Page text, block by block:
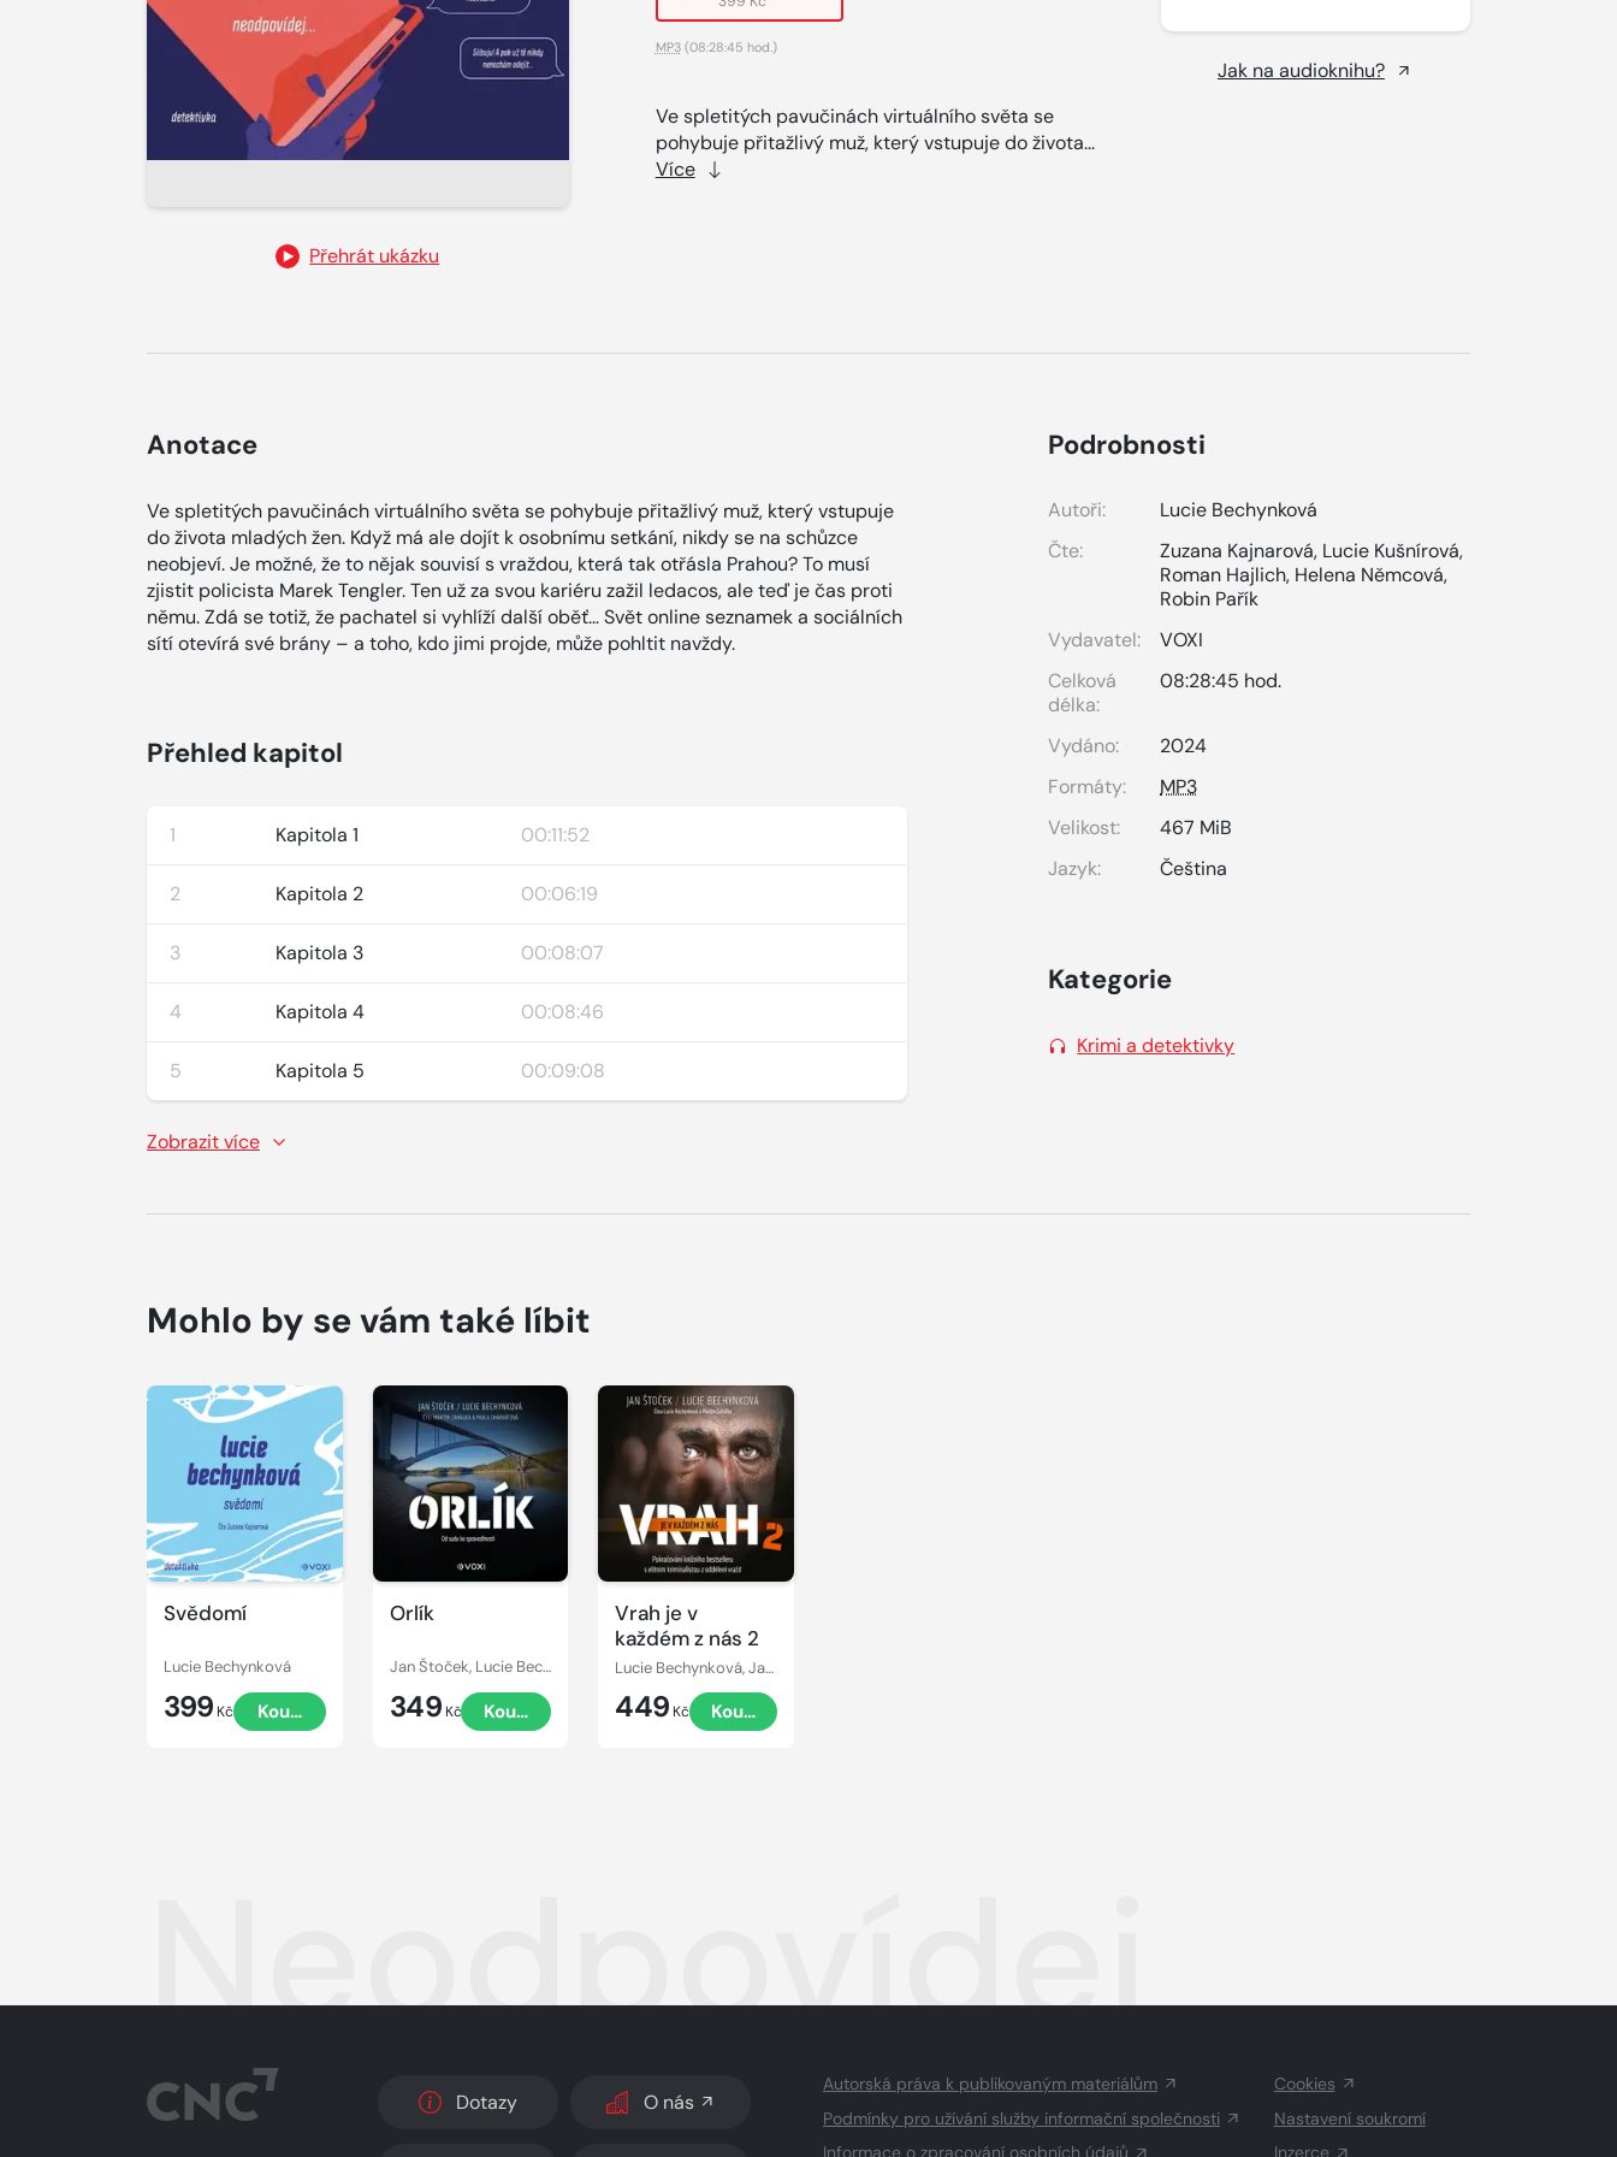
Přehrát ukázku
MP3(08:28:45 hod.)
Ve spletitých pavučinách virtuálního světa se
pohybuje přitažlivý muž, který vstupuje do života...
Více
Jak na audioknihu?
Anotace
Ve spletitých pavučinách virtuálního světa se pohybuje přitažlivý muž, který vstupuje
do života mladých žen. Když má ale dojít k osobnímu setkání, nikdy se na schůzce
neobjeví. Je možné, že to nějak souvisí s vraždou, která tak otřásla Prahou? To musí
zjistit policista Marek Tengler. Ten už za svou kariéru zažil ledacos, ale teď je čas proti
němu. Zdá se totiž, že pachatel si vyhlíží další oběť… Svět online seznamek a sociálních
sítí otevírá své brány – a toho, kdo jimi projde, může pohltit navždy.
Přehled kapitol
1 Kapitola 1 00:11:52
2 Kapitola 2 00:06:19
3 Kapitola 3 00:08:07
4 Kapitola 4 00:08:46
5 Kapitola 5 00:09:08
Zobrazit více
Podrobnosti
Autoři:
Lucie Bechynková
Čte:
Zuzana Kajnarová, Lucie Kušnírová,
Roman Hajlich, Helena Němcová,
Robin Pařík
Vydavatel:
VOXI
Celková
délka:
08:28:45 hod.
Vydáno:
2024
Formáty:
MP3
Velikost:
467 MiB
Jazyk:
Čeština
Kategorie
Krimi a detektivky
Mohlo by se vám také líbit
Svědomí
Lucie Bechynková
399 Kč Koupit
Orlík
Jan Štoček, Lucie Bechynková
349 Kč Koupit
Přehrát
ukázku
Vrah je v
každém z nás 2
Lucie Bechynková, Jan Štoček
449 Kč Koupit
Neodpovídej
Dotazy O nás
Autorská práva k publikovaným materiálům
Podmínky pro užívání služby informační společnosti
Cookies
Nastavení soukromí